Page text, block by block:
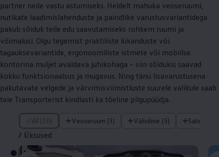
partner neile vastu astumiseks. Heldelt mahuka veoseruumi,
nutikate laadimislahenduste ja paindlike varustusvariantidega
pakub sõiduk teile edu saavutamiseks rohkem ruumi ja
võimalusi. Olgu tegemist praktiliste lükanduste või
tagauksevariantide, ergonoomiliste istmete või mobiilse
kontorina muljet avaldava juhikohaga – siin sõidukis saavad
kokku funktsionaalsus ja mugavus. Ning tänu lisavarustusena
pakutavate velgede ja värvimisviimistluste suurele valikule saab
teie Transporterist kindlasti ka tõeline pilgupüüdja.
All (10) Veoseruum (3) Välisilme (5) Salong (2)
/ Üksused
/ Üksused